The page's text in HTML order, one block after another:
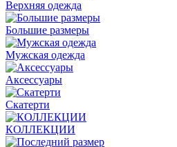
Верхняя одежда
Большие размеры
Мужская одежда
Аксессуары
Скатерти
КОЛЛЕКЦИИ